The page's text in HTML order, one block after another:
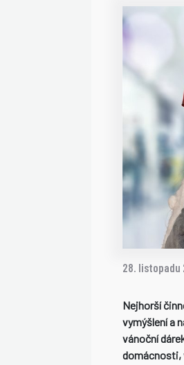
28. listopadu
Nejhorší
vymýšlení a
vánoční
domácnosti,